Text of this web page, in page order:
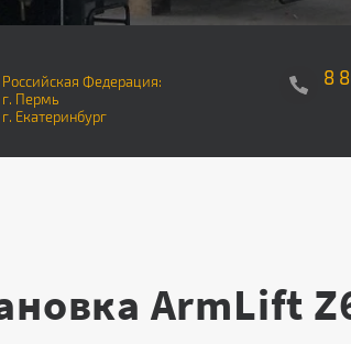
Российская Федерация:
г. Пермь
г. Екатеринбург
8
ArmLift